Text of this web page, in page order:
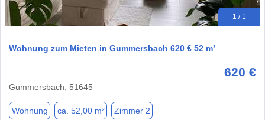
1 / 1
Wohnung zum Mieten in Gummersbach 620 € 52 m²
620 €
Gummersbach, 51645
Wohnung ca. 52,00 m² Zimmer 2